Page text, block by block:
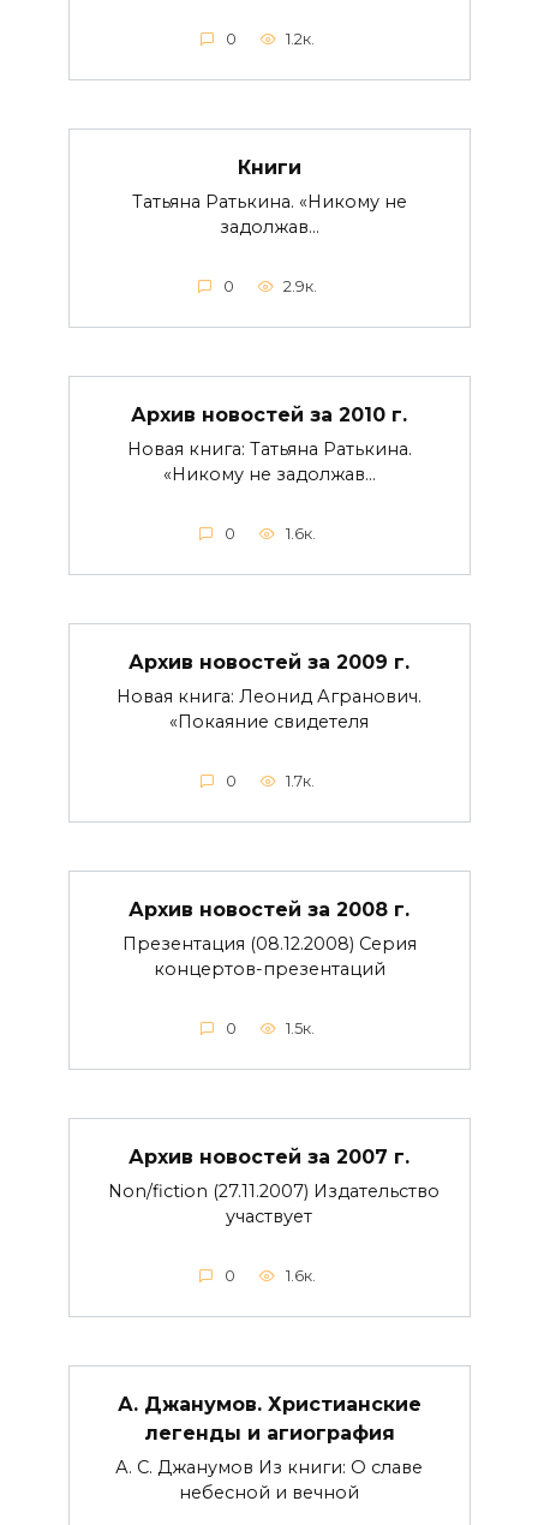
0 1.2к.
Книги
Татьяна Ратькина. «Никому не
задолжав…
0 2.9к.
Архив новостей за 2010 г.
Новая книга: Татьяна Ратькина.
«Никому не задолжав…
0 1.6к.
Архив новостей за 2009 г.
Новая книга: Леонид Агранович.
«Покаяние свидетеля
0 1.7к.
Архив новостей за 2008 г.
Презентация (08.12.2008) Серия
концертов-презентаций
0 1.5к.
Архив новостей за 2007 г.
Non/fiction (27.11.2007) Издательство
участвует
0 1.6к.
А. Джанумов. Христианские
легенды и агиография
А. С. Джанумов Из книги: О славе
небесной и вечной